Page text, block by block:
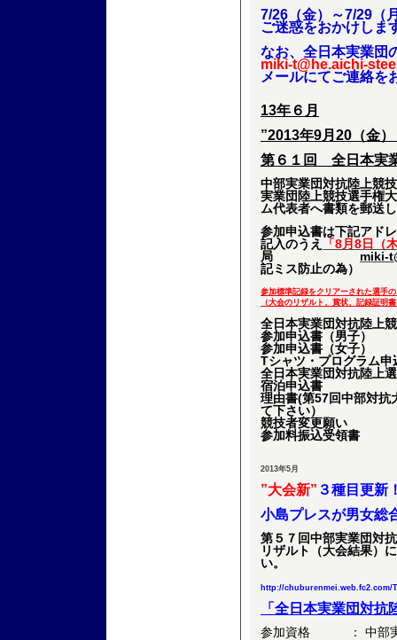
7/26（金）～7/29（
ご迷惑をおかけしま
なお、全日本実業団
miki-t@he.aichi-
メールにてご連絡を
13年６月
”2013年9月20（金
第６１回 全日本実
中部実業団対抗陸上競
実業団陸上競技選手権
ム代表者へ書類を郵送
参加申込書は下記アド
記入のうえ
「8月8日（
局 miki-
記ミス防止の為）
参加標準記録をクリアーされた選手
（大会のリザルト、賞状、記録証明
全日本実業団対抗陸上
参加申込書（男子）
参加申込書（女子）
Tシャツ・プログラム申
全日本実業団対抗陸上
宿泊申込書
理由書(第57回中部対抗
て下さい）
競技者変更願い
参加料振込受領書
2013年5月
”大会新” ３種目更新
小島プレスが男女
第５７回中部実業団対
リザルト（大会結果）
い。
http://chuburenmei.web.fc2.com/
「 全日本実業団対抗
参加資格 ： 中部実業